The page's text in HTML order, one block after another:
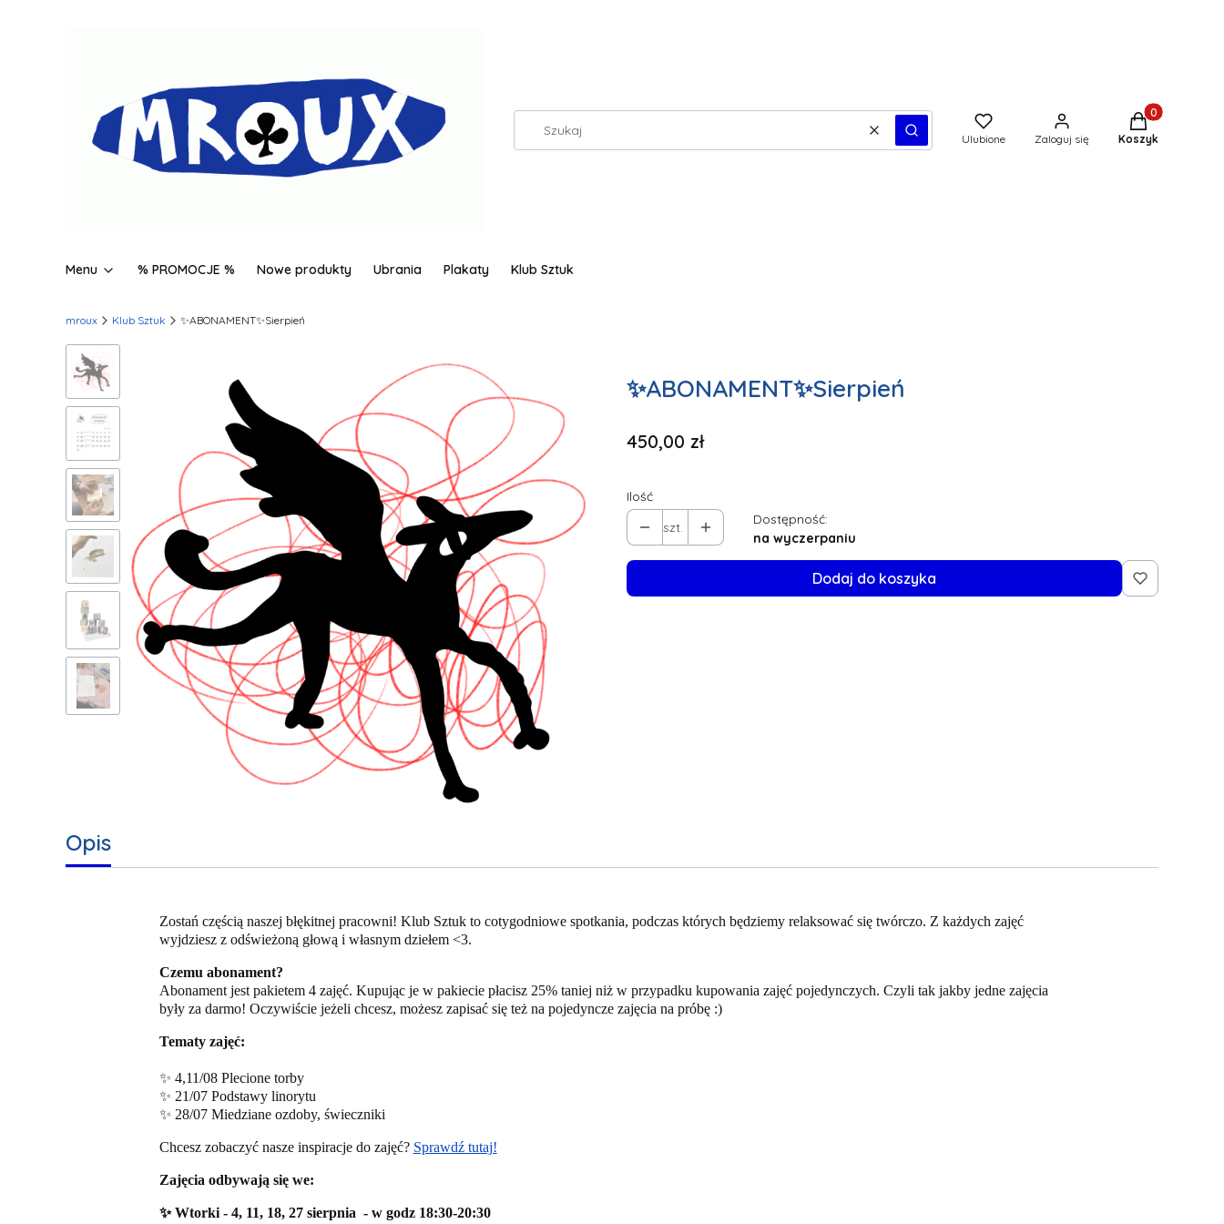
WyczyśćSzukaj Ulubione Zaloguj się
Produkty w
Koszyk
Menu % PROMOCJE % Nowe produkty Ubrania Plakaty Klub Sztuk
mroux Klub Sztuk ✨ABONAMENT✨Sierpień
✨ABONAMENT✨Sierpień
Cena
450,00 zł
Ilość
szt.
Dostępność:
na wyczerpaniu
Dodaj do koszyka
Opis
Zostań częścią naszej błękitnej pracowni! Klub Sztuk to cotygodniowe spotkania, podczas których będziemy relaksować się twórczo. Z każdych zajęć
wyjdziesz z odświeżoną głową i własnym dziełem <3.
Czemu abonament?
Abonament jest pakietem 4 zajęć. Kupując je w pakiecie płacisz 25% taniej niż w przypadku kupowania zajęć pojedynczych. Czyli tak jakby jedne zajęcia
były za darmo! Oczywiście jeżeli chcesz, możesz zapisać się też na pojedyncze zajęcia na próbę :)
Tematy zajęć:
✨ 4,11/08 Plecione torby
✨ 21/07 Podstawy linorytu
✨ 28/07 Miedziane ozdoby, świeczniki
Chcesz zobaczyć nasze inspiracje do zajęć? Sprawdź tutaj!
Zajęcia odbywają się we:
✨ Wtorki - 4, 11, 18, 27 sierpnia - w godz 18:30-20:30